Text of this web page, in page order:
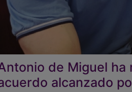
de Miguel
alcanzado